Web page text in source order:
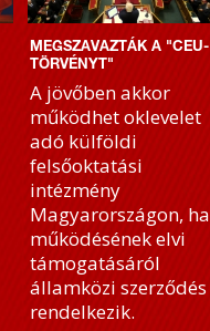
MEGSZAVAZTÁK A "CEU-
TÖRVÉNYT"
A jövőben akkor
működhet oklevelet
adó külföldi
felsőoktatási
intézmény
Magyarországon, ha
működésének elvi
támogatásáról
államközi szerződés
rendelkezik.